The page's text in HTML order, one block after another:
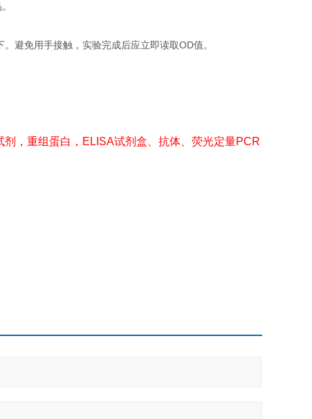
避免用手接触，实验完成后应立即读取OD值。
，重组蛋白，ELISA试剂盒、抗体、荧光定量PCR